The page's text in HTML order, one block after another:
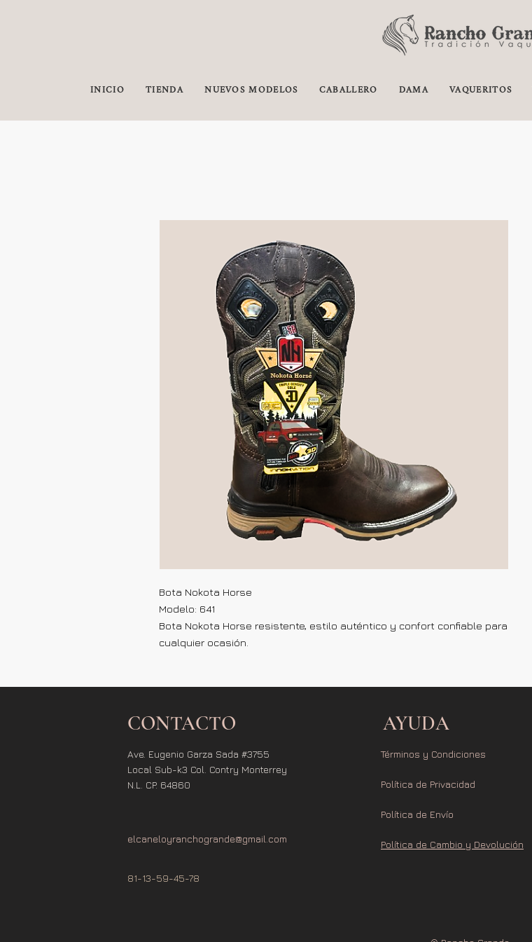
INICIO TIENDA NUEVOS MODELOS CABALLERO DAMA VAQUERITOS
Bota Nokota Horse
Modelo: 641
Bota Nokota Horse resistente, estilo auténtico y confort confiable para
cualquier ocasión.
CONTACTO
Ave. Eugenio Garza Sada #3755
Local Sub-k3 Col. Contry Monterrey
N.L. CP. 64860
elcaneloyranchogrande@gmail.com
81-13-59-45-78
AYUDA
Términos y Condiciones
Política de Privacidad
Política de Envío
Política de Cambio y Devolución